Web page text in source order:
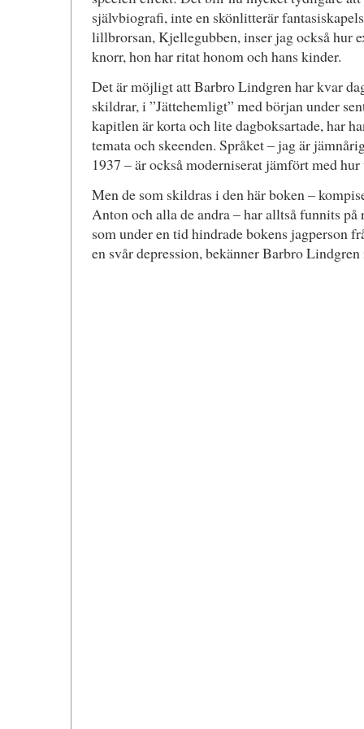
självbiografi, inte en skönlitterär
lillbrorsan, Kjellegubben, inser jag också hur
knorr, hon har ritat honom och hans kinder.
Det är möjligt att Barbro Lindgren har kvar
skildrar, i ”Jättehemligt” med början under
kapitlen är korta och lite dagboksartade, har
temata och skeenden. Språket – jag är
1937 – är också moderniserat jämfört med
Men de som skildras i den här boken –
Anton och alla de andra – har alltså funnits
som under en tid hindrade bokens jagperson
en svår depression, bekänner Barbro